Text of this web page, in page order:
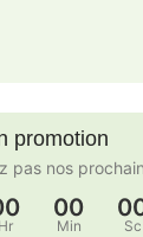
promotion
pas nos
Hr
00
Min Sc